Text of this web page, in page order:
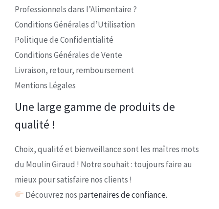
Professionnels dans l’Alimentaire ?
Conditions Générales d’Utilisation
Politique de Confidentialité
Conditions Générales de Vente
Livraison, retour, remboursement
Mentions Légales
Une large gamme de produits de
qualité !
Choix, qualité et bienveillance sont les maîtres mots
du Moulin Giraud ! Notre souhait : toujours faire au
mieux pour satisfaire nos clients !
Découvrez nos partenaires de confiance.